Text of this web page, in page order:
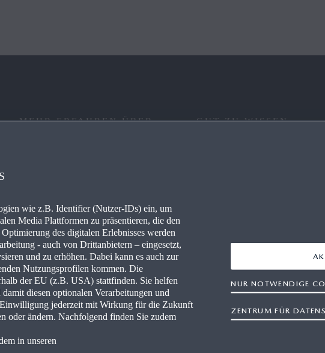
MEHR ERFAHREN ÜBER
AKTUELLES
MAZDA-PRESSEPORTAL
MAZDA-HÄNDLER WERDEN
FREIE WERKSTÄTTEN
GUT ZU WISSEN
wie z.B. Identifier (Nutzer-IDs) ein, um
Media Plattformen zu präsentieren, die den
des digitalen Erlebnisses werden
- auch von Drittanbietern – eingesetzt,
und zu erhöhen. Dabei kann es auch zur
Nutzungsprofilen kommen. Die
der EU (z.B. USA) stattfinden. Sie helfen
diesen optionalen Verarbeitungen und
jederzeit mit Wirkung für die Zukunft
oder ändern. Nachfolgend finden Sie zudem
in unseren
ZENTRUM FÜR
NUR NOTWENDIGE